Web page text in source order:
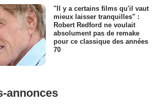
"Il y a certains films qu'il vaut
mieux laisser tranquilles" :
Robert Redford ne voulait
absolument pas de remake
pour ce classique des années
70
annonces